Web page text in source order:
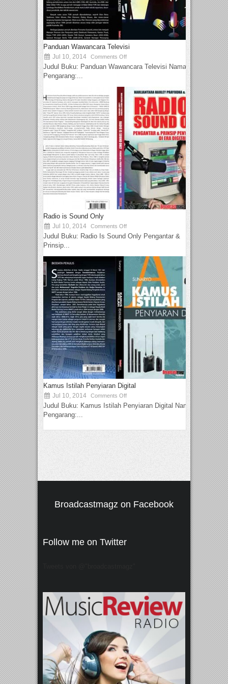
Panduan Wawancara Televisi
Jul 10, 2014 Comments Off
Judul Buku: Panduan Wawancara Televisi Nama
Pengarang:...
Radio is Sound Only
Jul 10, 2014 Comments Off
Judul Buku: Radio Is Sound Only Pengantar &
Prinsip...
Kamus Istilah Penyiaran Digital
Jul 10, 2014 Comments Off
Judul Buku: Kamus Istilah Penyiaran Digital Nama
Pengarang:...
Broadcastmagz on Facebook
Follow me on Twitter